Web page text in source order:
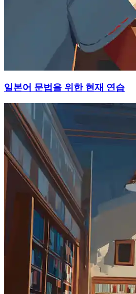
일본어 문법을 위한 현재 연습